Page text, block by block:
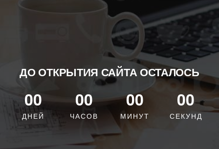
ДО ОТКРЫТИЯ САЙТА ОСТАЛОСЬ
00
ДНЕЙ
00
ЧАСОВ
00
МИНУТ
00
СЕКУНД